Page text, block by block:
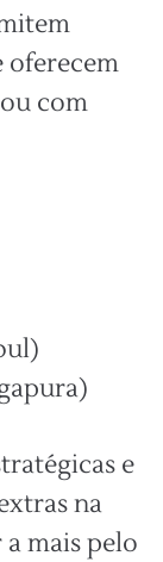
oferecem
com
e
na
mais pelo